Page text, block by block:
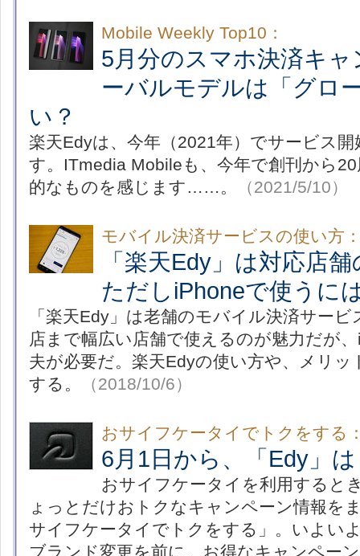
Mobile Weekly Top10：
5月分のスマホ決済キ
ーバルモデルは「グロ
い？
楽天Edyは、今年（2021年）でサービス
す。ITmedia Mobileも、今年で創刊から
的なものを感じます……。
（2021/5/10）
モバイル決済サービスの使い方
「楽天Edy」は対応店
ただしiPhoneで使うに
「楽天Edy」は老舗のモバイル決済サー
店まで幅広い店舗で使えるのが魅力だが
夫が必要だ。楽天Edyの使い方や、メリ
する。
（2018/10/6）
おサイフケータイでトクをする
6月1日から、「Edy」
おサイフケータイを利用すると
ょっとだけおトクなキャンペーン情報を
サイフケータイでトクをする」。いよい
ブランド変更を前に、お得なキャンペー